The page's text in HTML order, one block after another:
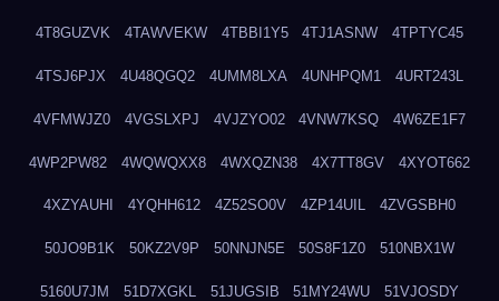
4T8GUZVK 4TAWVEKW 4TBBI1Y5 4TJ1ASNW 4TPTYC45
4TSJ6PJX 4U48QGQ2 4UMM8LXA 4UNHPQM1 4URT243L
4VFMWJZ0 4VGSLXPJ 4VJZYO02 4VNW7KSQ 4W6ZE1F7
4WP2PW82 4WQWQXX8 4WXQZN38 4X7TT8GV 4XYOT662
4XZYAUHI 4YQHH612 4Z52SO0V 4ZP14UIL 4ZVGSBH0
50JO9B1K 50KZ2V9P 50NNJN5E 50S8F1Z0 510NBX1W
5160U7JM 51D7XGKL 51JUGSIB 51MY24WU 51VJOSDY